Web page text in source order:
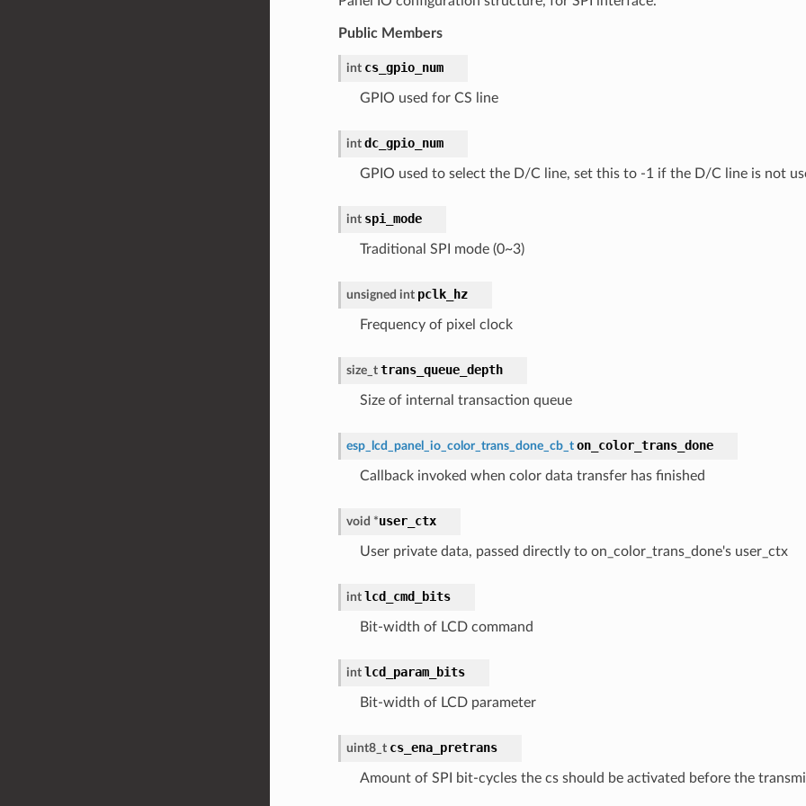
Public Members
int cs_gpio_num
GPIO used for CS line
int dc_gpio_num
GPIO used to select the D/C line, set this to -1 if the D/C line is not
int spi_mode
Traditional SPI mode (0~3)
unsigned int pclk_hz
Frequency of pixel clock
size_t trans_queue_depth
Size of internal transaction queue
esp_lcd_panel_io_color_trans_done_cb_t on_color_trans_done
Callback invoked when color data transfer has finished
void *user_ctx
User private data, passed directly to on_color_trans_done's user_ctx
int lcd_cmd_bits
Bit-width of LCD command
int lcd_param_bits
Bit-width of LCD parameter
uint8_t cs_ena_pretrans
Amount of SPI bit-cycles the cs should be activated before the